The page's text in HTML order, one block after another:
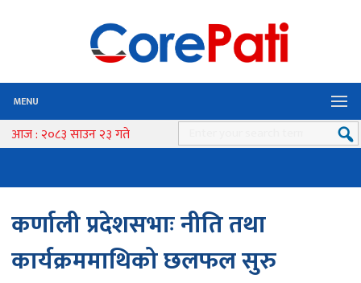
MENU
आज : २०८३ साउन २३ गते
कर्णाली प्रदेशसभाः नीति तथा
कार्यक्रममाथिको छलफल सुरु